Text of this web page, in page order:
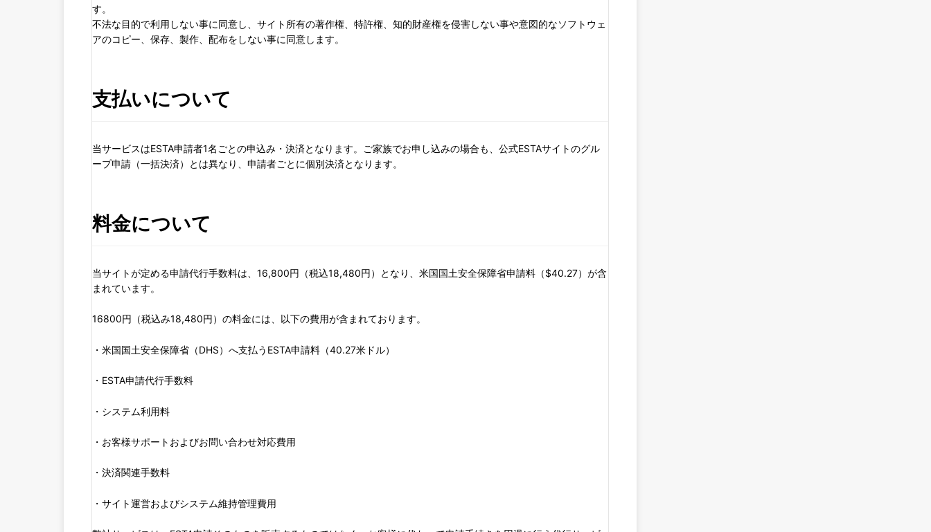
す。
不法な目的で利用しない事に同意し、サイト所有の著作権、特許権、知的財産権を侵害しない事や意図的なソフトウェ
アのコピー、保存、製作、配布をしない事に同意します。
支払いについて
当サービスはESTA申請者1名ごとの申込み・決済となります。ご家族でお申し込みの場合も、公式ESTAサイトのグル
ープ申請（一括決済）とは異なり、申請者ごとに個別決済となります。
料金について
当サイトが定める申請代行手数料は、16,800円（税込18,480円）となり、米国国土安全保障省申請料（$40.27）が含
まれています。
16800円（税込み18,480円）の料金には、以下の費用が含まれております。
・米国国土安全保障省（DHS）へ支払うESTA申請料（40.27米ドル）
・ESTA申請代行手数料
・システム利用料
・お客様サポートおよびお問い合わせ対応費用
・決済関連手数料
・サイト運営およびシステム維持管理費用